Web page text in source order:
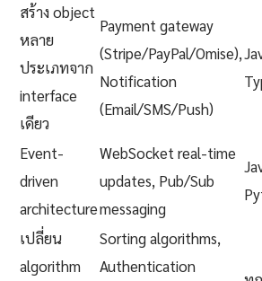
สร้าง object
หลาย
ประเภทจาก
interface
เดียว
Payment gateway
(Stripe/PayPal/Omise),
Notification
(Email/SMS/Push)
Event-
driven
architecture
WebSocket real-time
updates, Pub/Sub
messaging
เปลี่ยน
algorithm
Sorting algorithms,
Authentication